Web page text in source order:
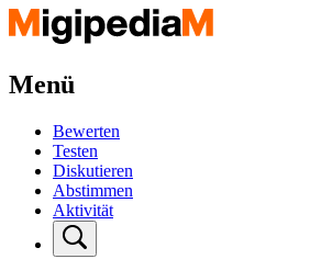
Menü
Bewerten
Testen
Diskutieren
Abstimmen
Aktivität